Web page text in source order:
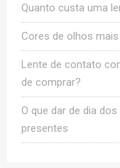
Quanto custa uma
Cores de olhos
Lente de contato
de comprar?
O que dar de dia
presentes